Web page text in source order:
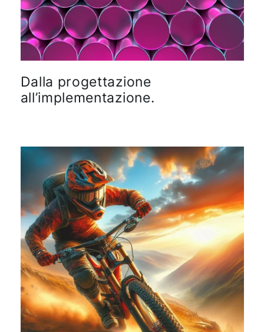
Dalla progettazione
all’implementazione.